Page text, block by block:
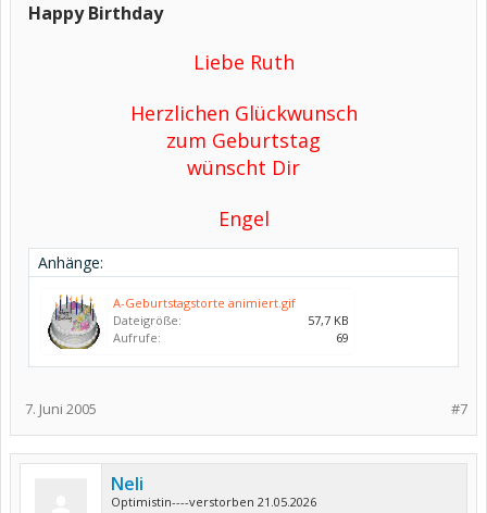
Happy Birthday
Liebe Ruth
Herzlichen Glückwunsch
zum Geburtstag
wünscht Dir
Engel
Anhänge:
A-Geburtstagstorte animiert.gif
Dateigröße:
57,7 KB
Aufrufe:
69
#7
7. Juni 2005
Neli
Optimistin----verstorben 21.05.2026